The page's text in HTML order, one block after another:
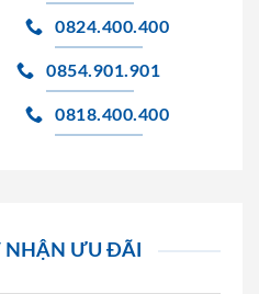
0824.400.400
0854.901.901
0818.400.400
ƯU ĐÃI